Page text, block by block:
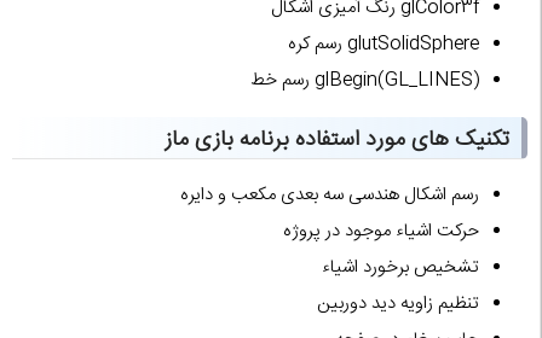
glColor3f رنگ آمیزی اشکال
glutSolidSphere رسم کره
glBegin(GL_LINES) رسم خط
تکنیک های مورد استفاده برنامه بازی ماز
رسم اشکال هندسی سه بعدی مکعب و دایره
حرکت اشیاء موجود در پروژه
تشخیص برخورد اشیاء
تنظیم زاویه دید دوربین